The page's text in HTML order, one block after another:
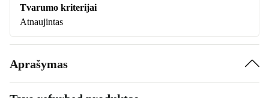
Tvarumo kriterijai
Atnaujintas
Aprašymas